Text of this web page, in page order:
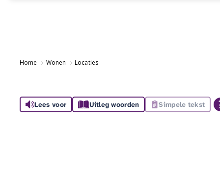
Home Wonen Locaties
Lees voor Uitleg woorden Simpele tekst